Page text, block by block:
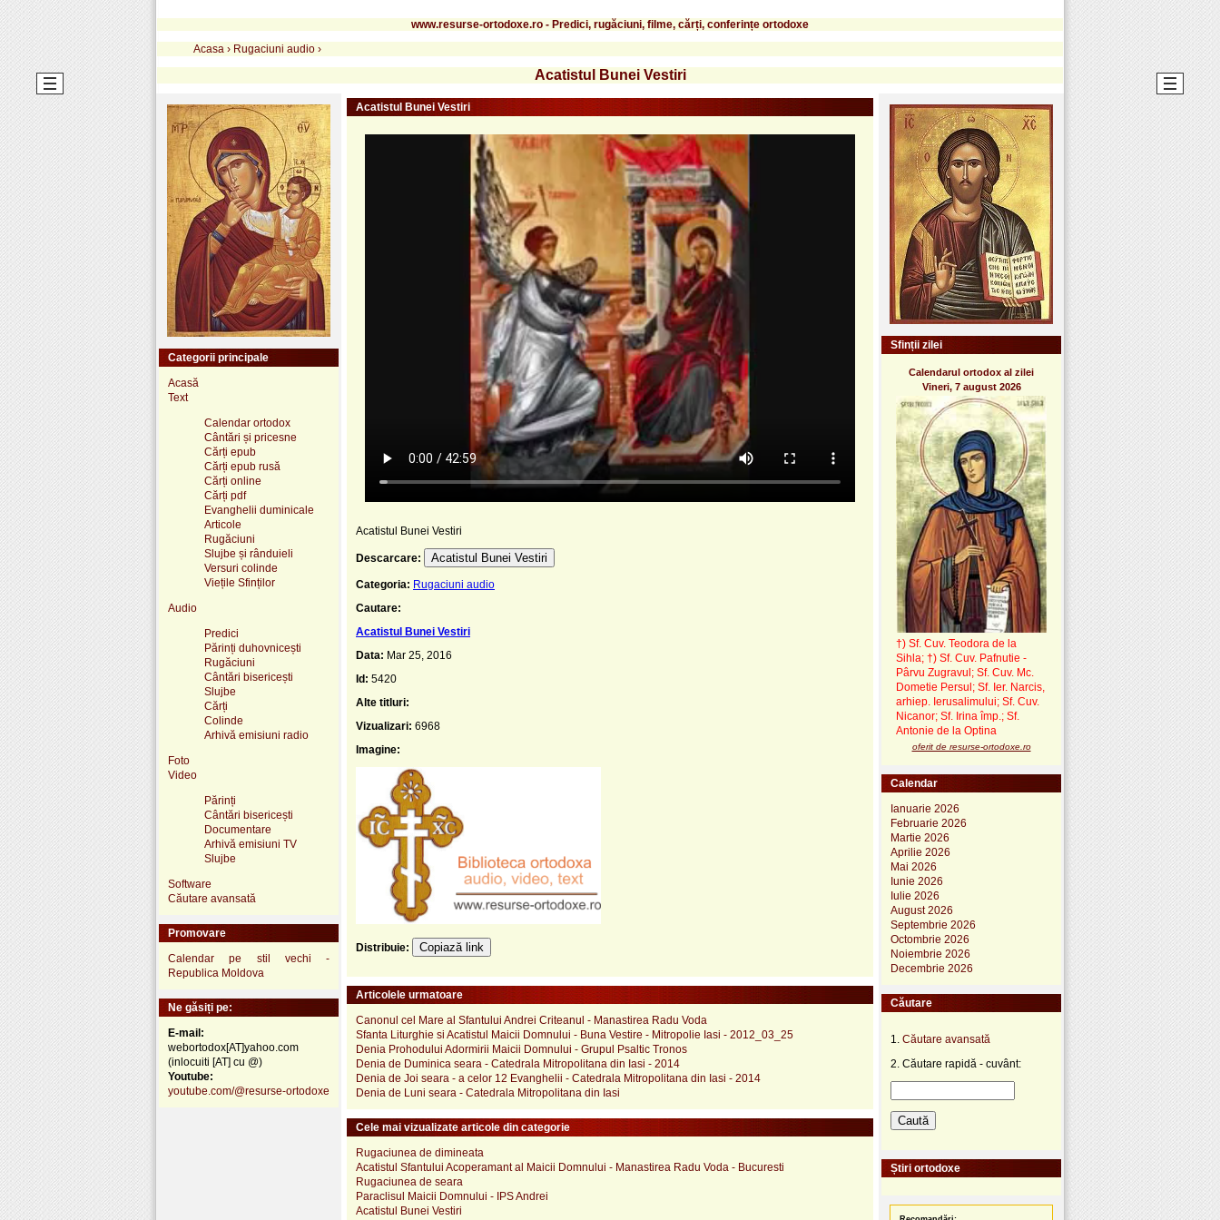
www.resurse-ortodoxe.ro - Predici, rugăciuni, filme, cărți, conferințe ortodoxe
Acasa › Rugaciuni audio ›
Acatistul Bunei Vestiri
Acatistul Bunei Vestiri
Acatistul Bunei Vestiri
Descarcare: Acatistul Bunei Vestiri
Categoria: Rugaciuni audio
Cautare:
Acatistul Bunei Vestiri
Data: Mar 25, 2016
Id: 5420
Alte titluri:
Vizualizari: 6968
Imagine:
Distribuie: Copiază link
Articolele urmatoare
Canonul cel Mare al Sfantului Andrei Criteanul - Manastirea Radu Voda
Sfanta Liturghie si Acatistul Maicii Domnului - Buna Vestire - Mitropolie Iasi - 2012_03_25
Denia Prohodului Adormirii Maicii Domnului - Grupul Psaltic Tronos
Denia de Duminica seara - Catedrala Mitropolitana din Iasi - 2014
Denia de Joi seara - a celor 12 Evanghelii - Catedrala Mitropolitana din Iasi - 2014
Denia de Luni seara - Catedrala Mitropolitana din Iasi
Cele mai vizualizate articole din categorie
Rugaciunea de dimineata
Acatistul Sfantului Acoperamant al Maicii Domnului - Manastirea Radu Voda - Bucuresti
Rugaciunea de seara
Paraclisul Maicii Domnului - IPS Andrei
Acatistul Bunei Vestiri
Categorii principale
Acasă
Text
Calendar ortodox
Cântări și pricesne
Cărți epub
Cărți epub rusă
Cărți online
Cărți pdf
Evanghelii duminicale
Articole
Rugăciuni
Slujbe și rânduieli
Versuri colinde
Viețile Sfinților
Audio
Predici
Părinți duhovnicești
Rugăciuni
Cântări bisericești
Slujbe
Cărți
Colinde
Arhivă emisiuni radio
Foto
Video
Părinți
Cântări bisericești
Documentare
Arhivă emisiuni TV
Slujbe
Software
Căutare avansată
Promovare
Calendar pe stil vechi -
Republica Moldova
Ne găsiți pe:
E-mail:
webortodox[AT]yahoo.com
(inlocuiti [AT] cu @)
Youtube:
youtube.com/@resurse-ortodoxe
Sfinții zilei
Calendarul ortodox al zilei
Vineri, 7 august 2026
†) Sf. Cuv. Teodora de la
Sihla; †) Sf. Cuv. Pafnutie -
Pârvu Zugravul ; Sf. Cuv. Mc.
Dometie Persul; Sf. Ier. Narcis,
arhiep. Ierusalimului; Sf. Cuv.
Nicanor; Sf. Irina împ.; Sf.
Antonie de la Optina
oferit de resurse-ortodoxe.ro
Calendar
Ianuarie 2026
Februarie 2026
Martie 2026
Aprilie 2026
Mai 2026
Iunie 2026
Iulie 2026
August 2026
Septembrie 2026
Octombrie 2026
Noiembrie 2026
Decembrie 2026
Căutare
1. Căutare avansată
2. Căutare rapidă - cuvânt:
Știri ortodoxe